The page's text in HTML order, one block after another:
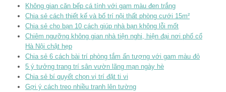
Không gian căn bếp cá tính với gam màu đen trắng
Chia sẻ cách thiết kế và bố trí nội thất phòng cưới 15m²
Chia sẻ cho bạn 10 cách giúp nhà bạn không lỗi mốt
Chiêm ngưỡng không gian nhà tiện nghi, hiện đại nơi phố cổ
Hà Nội chật hẹp
Chia sẻ 6 cách bài trí phòng tắm ấn tượng với gam màu đỏ
5 ý tưởng trang trí sân vườn lãng mạn ngày hè
Chia sẻ bí quyết chọn vị trí đặt ti vi
Gợi ý cách treo nhiều tranh lên tường